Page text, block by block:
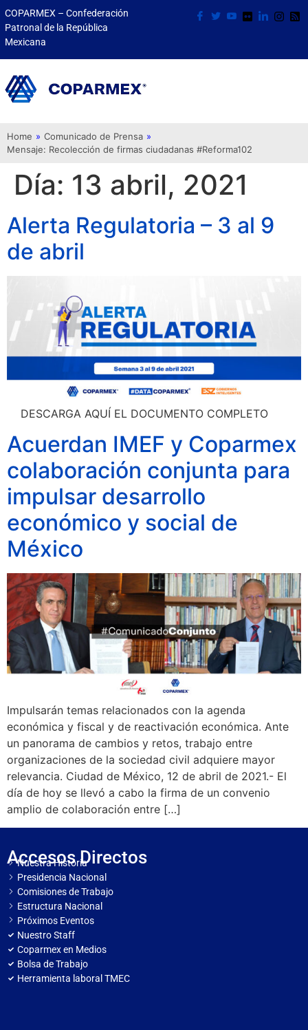
COPARMEX – Confederación
Patronal de la República
Mexicana
Home » Comunicado de Prensa »
Mensaje: Recolección de firmas ciudadanas #Reforma102
Día: 13 abril, 2021
Alerta Regulatoria – 3 al 9
de abril
DESCARGA AQUÍ EL DOCUMENTO COMPLETO
Acuerdan IMEF y Coparmex
colaboración conjunta para
impulsar desarrollo
económico y social de
México
Impulsarán temas relacionados con la agenda
económica y fiscal y de reactivación económica. Ante
un panorama de cambios y retos, trabajo entre
organizaciones de la sociedad civil adquiere mayor
relevancia. Ciudad de México, 12 de abril de 2021.- El
día de hoy se llevó a cabo la firma de un convenio
amplio de colaboración entre […]
Accesos Directos
Nuestra Historia
Presidencia Nacional
Comisiones de Trabajo
Estructura Nacional
Próximos Eventos
Nuestro Staff
Coparmex en Medios
Bolsa de Trabajo
Herramienta laboral TMEC